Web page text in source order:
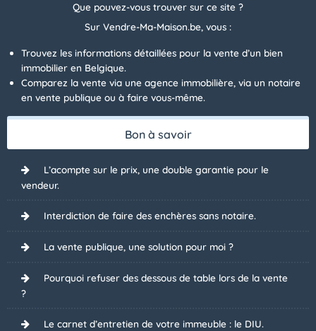
Que pouvez-vous trouver sur ce site ?
Sur Vendre-Ma-Maison.be, vous :
Trouvez les informations détaillées pour la vente d’un bien
immobilier en Belgique.
Comparez la vente via une agence immobilière, via un notaire
en vente publique ou à faire vous-même.
Bon à savoir
L’acompte sur le prix, une double garantie pour le
vendeur.
Interdiction de faire des enchères sans notaire.
La vente publique, une solution pour moi ?
Pourquoi refuser des dessous de table lors de la vente
?
Le carnet d’entretien de votre immeuble : le DIU.